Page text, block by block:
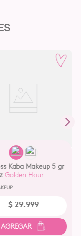
Kaba Makeup 5 gr
Golden Hour
$ 29.999